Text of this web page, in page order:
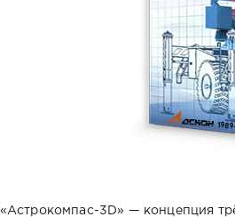
«Астрокомпас-3D» — концепция